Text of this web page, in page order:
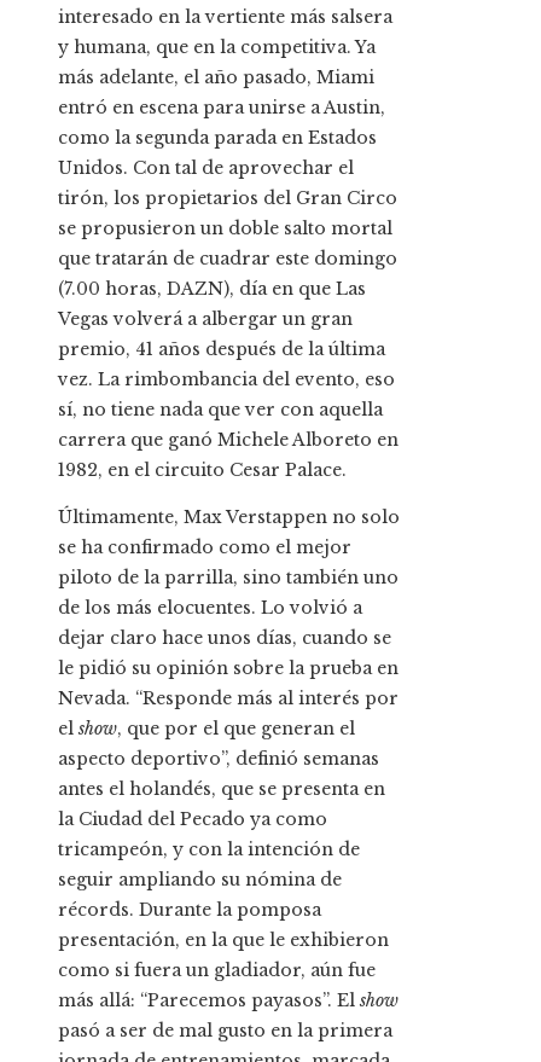
interesado en la vertiente más salsera
y humana, que en la competitiva. Ya
más adelante, el año pasado, Miami
entró en escena para unirse a Austin,
como la segunda parada en Estados
Unidos. Con tal de aprovechar el
tirón, los propietarios del Gran Circo
se propusieron un doble salto mortal
que tratarán de cuadrar este domingo
(7.00 horas, DAZN), día en que Las
Vegas volverá a albergar un gran
premio, 41 años después de la última
vez. La rimbombancia del evento, eso
sí, no tiene nada que ver con aquella
carrera que ganó Michele Alboreto en
1982, en el circuito Cesar Palace.
Últimamente, Max Verstappen no solo
se ha confirmado como el mejor
piloto de la parrilla, sino también uno
de los más elocuentes. Lo volvió a
dejar claro hace unos días, cuando se
le pidió su opinión sobre la prueba en
Nevada. “Responde más al interés por
el show, que por el que generan el
aspecto deportivo”, definió semanas
antes el holandés, que se presenta en
la Ciudad del Pecado ya como
tricampeón, y con la intención de
seguir ampliando su nómina de
récords. Durante la pomposa
presentación, en la que le exhibieron
como si fuera un gladiador, aún fue
más allá: “Parecemos payasos”. El show
pasó a ser de mal gusto en la primera